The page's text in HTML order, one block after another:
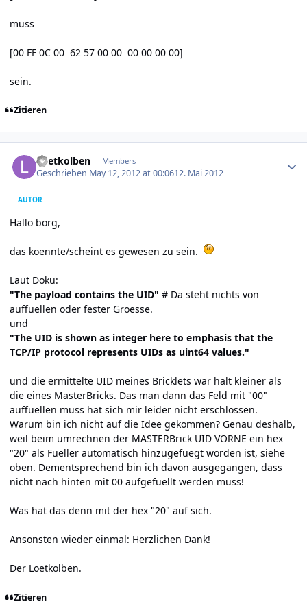
muss
[00 FF 0C 00 62 57 00 00 00 00 00 00]
sein.
Zitieren
Loetkolben Members
Geschrieben May 12, 2012 at 00:0612. Mai 2012
AUTOR
Hallo borg,
das koennte/scheint es gewesen zu sein.
Laut Doku:
"The payload contains the UID" # Da steht nichts von
auffuellen oder fester Groesse.
und
"The UID is shown as integer here to emphasis that the
TCP/IP protocol represents UIDs as uint64 values."
und die ermittelte UID meines Bricklets war halt kleiner als
die eines MasterBricks. Das man dann das Feld mit "00"
auffuellen muss hat sich mir leider nicht erschlossen.
Warum bin ich nicht auf die Idee gekommen? Genau deshalb,
weil beim umrechnen der MASTERBrick UID VORNE ein hex
"20" als Fueller automatisch hinzugefuegt worden ist, siehe
oben. Dementsprechend bin ich davon ausgegangen, dass
nicht nach hinten mit 00 aufgefuellt werden muss!
Was hat das denn mit der hex "20" auf sich.
Ansonsten wieder einmal: Herzlichen Dank!
Der Loetkolben.
Zitieren